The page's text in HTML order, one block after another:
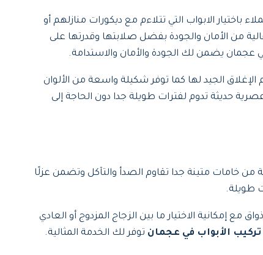
الابواب التي تتلاءم مع ديكورات منازلهم أو
من الأمان والجودة بفضل صلابتها وقدرتها على
عجمان يضمن لك الجودة والأمان والاستدامة.
الجيد لها كما توفر شكيلة واسعة من الألوان
حديثة تدوم لفترات طويلة جدا دون الحاجة إلى
من خامات متينة جدا تقاوم الصدأ والتآكل وتضمن عزلًا
طويلة.
إمكانية الاختيار ما بين الزجاج المزدوج أو العادي
الأبواب في عجمان توفر لك الخدمة المثالية.